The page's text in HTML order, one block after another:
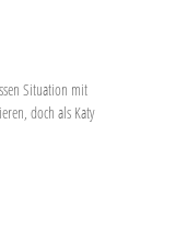
Situation mit
doch als Katy